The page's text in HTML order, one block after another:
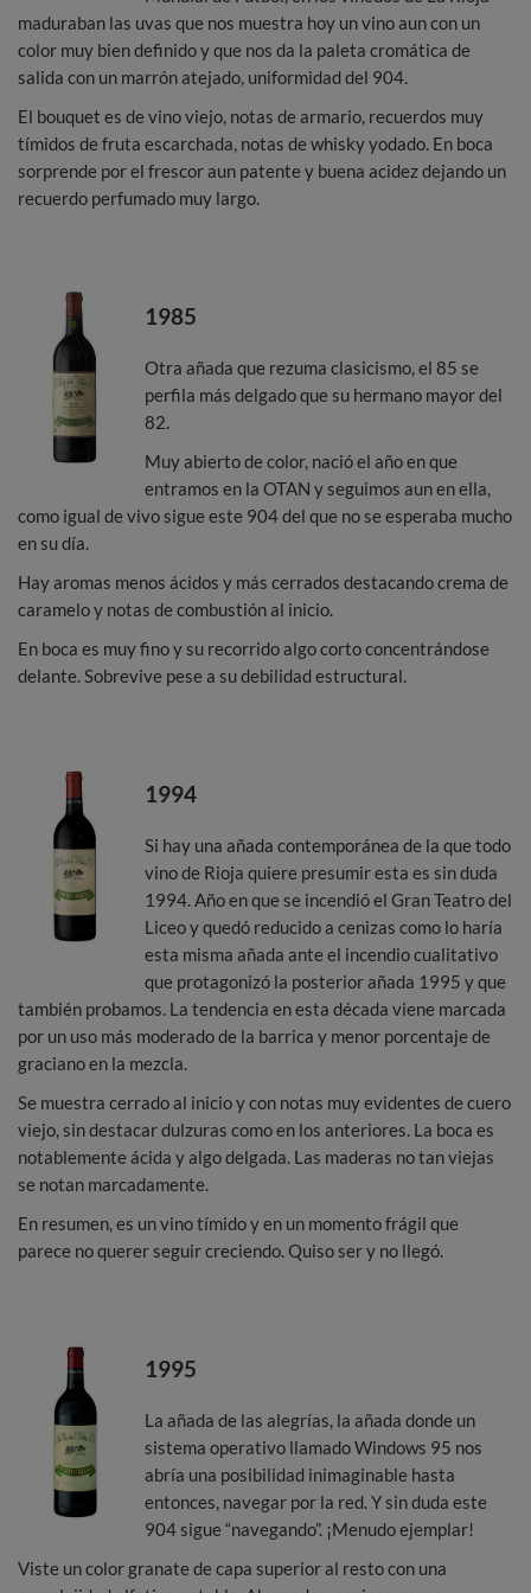
maduraban las uvas que nos muestra hoy un vino aun con un
color muy bien definido y que nos da la paleta cromática de
salida con un marrón atejado, uniformidad del 904.
El bouquet es de vino viejo, notas de armario, recuerdos muy
tímidos de fruta escarchada, notas de whisky yodado. En boca
sorprende por el frescor aun patente y buena acidez dejando un
recuerdo perfumado muy largo.
1985
Otra añada que rezuma clasicismo, el 85 se
perfila más delgado que su hermano mayor del
82.
Muy abierto de color, nació el año en que
entramos en la OTAN y seguimos aun en ella,
como igual de vivo sigue este 904 del que no se esperaba mucho
en su día.
Hay aromas menos ácidos y más cerrados destacando crema de
caramelo y notas de combustión al inicio.
En boca es muy fino y su recorrido algo corto concentrándose
delante. Sobrevive pese a su debilidad estructural.
1994
Si hay una añada contemporánea de la que todo
vino de Rioja quiere presumir esta es sin duda
1994. Año en que se incendió el Gran Teatro del
Liceo y quedó reducido a cenizas como lo haría
esta misma añada ante el incendio cualitativo
que protagonizó la posterior añada 1995 y que
también probamos. La tendencia en esta década viene marcada
por un uso más moderado de la barrica y menor porcentaje de
graciano en la mezcla.
Se muestra cerrado al inicio y con notas muy evidentes de cuero
viejo, sin destacar dulzuras como en los anteriores. La boca es
notablemente ácida y algo delgada. Las maderas no tan viejas
se notan marcadamente.
En resumen, es un vino tímido y en un momento frágil que
parece no querer seguir creciendo. Quiso ser y no llegó.
1995
La añada de las alegrías, la añada donde un
sistema operativo llamado Windows 95 nos
abría una posibilidad inimaginable hasta
entonces, navegar por la red. Y sin duda este
904 sigue “navegando”. ¡Menudo ejemplar!
Viste un color granate de capa superior al resto con una